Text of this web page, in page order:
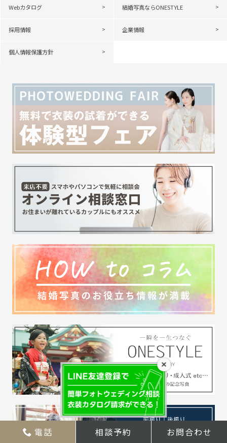
×
Webカタログ 結婚写真ならONESTYLE
採用情報 企業情報
個人情報保護方針
電話 相談予約 お問合わせ